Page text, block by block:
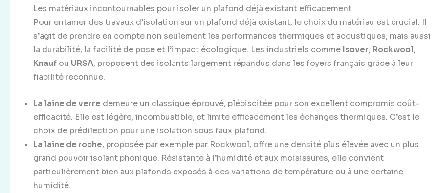
Les matériaux incontournables pour isoler un plafond déjà existant efficacement
Pour entamer des travaux d’isolation sur un plafond déjà existant, le choix du matériau est crucial. Il
s’agit de prendre en compte non seulement les performances thermiques et acoustiques, mais aussi
la durabilité, la facilité de pose et l’impact écologique. Les industriels comme Isover, Rockwool,
Knauf ou URSA, proposent des isolants largement répandus dans les foyers français grâce à leur
fiabilité reconnue.
La laine de verre demeure un classique éprouvé, plébiscitée pour son excellent compromis coût-
efficacité. Elle est légère, incombustible, et limite efficacement les échanges thermiques. C’est le
choix de prédilection pour une isolation sous faux plafond.
La laine de roche, proposée par exemple par Rockwool, offre une densité plus élevée avec un plus
grand pouvoir isolant phonique. Résistante à l’humidité et aux moisissures, elle convient
particulièrement bien aux plafonds exposés à des variations de température ou à une certaine
humidité.